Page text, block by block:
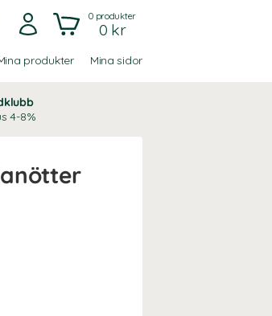
0produkter
0 kr
produkter Mina sidor
4-8%